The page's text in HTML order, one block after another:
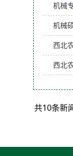
机械
机械
西北
西北
共10条新